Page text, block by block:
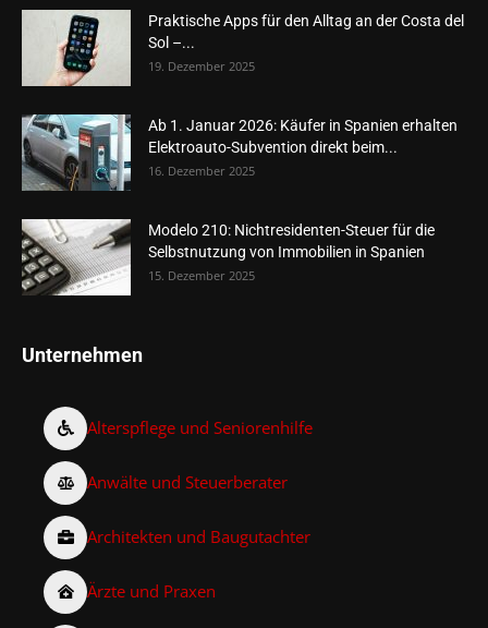
Praktische Apps für den Alltag an der Costa del
Sol –...
19. Dezember 2025
Ab 1. Januar 2026: Käufer in Spanien erhalten
Elektroauto-Subvention direkt beim...
16. Dezember 2025
Modelo 210: Nichtresidenten-Steuer für die
Selbstnutzung von Immobilien in Spanien
15. Dezember 2025
Unternehmen
Alterspflege und Seniorenhilfe
Anwälte und Steuerberater
Architekten und Baugutachter
Ärzte und Praxen